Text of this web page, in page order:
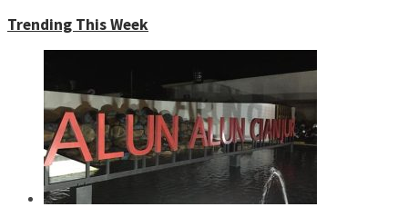
Trending This Week